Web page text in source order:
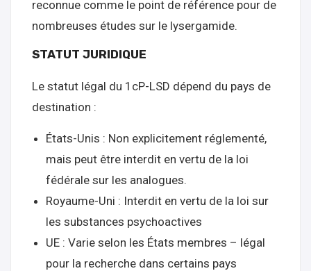
reconnue comme le point de référence pour de
nombreuses études sur le lysergamide.
STATUT JURIDIQUE
Le statut légal du 1cP-LSD dépend du pays de
destination :
États-Unis : Non explicitement réglementé,
mais peut être interdit en vertu de la loi
fédérale sur les analogues.
Royaume-Uni : Interdit en vertu de la loi sur
les substances psychoactives
UE : Varie selon les États membres – légal
pour la recherche dans certains pays